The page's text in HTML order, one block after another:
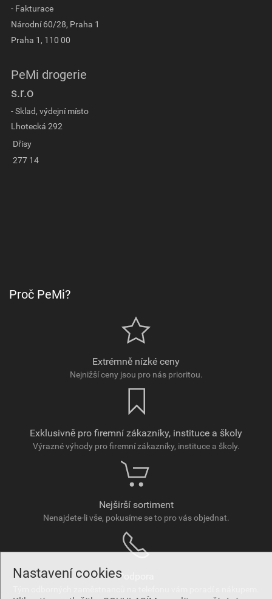
Nastavení cookies
- Fakturace
Národní 60/28, Praha 1
Praha 1, 110 00
PeMi drogerie
s.r.o
- Sklad, výdejní místo
Lhotecká 292
Dřísy
277 14
Proč PeMi?
Extrémně nízké ceny
Nejnižší ceny jsou pro nás prioritou.
Exklusivně pro firemní zákazníky, instituce a školy
Výrazné výhody pro firemní zákazníky, instituce a školy.
Nejširší sortiment
Nenajdete-li vše, pokusíme se to pro vás objednat.
Podpora